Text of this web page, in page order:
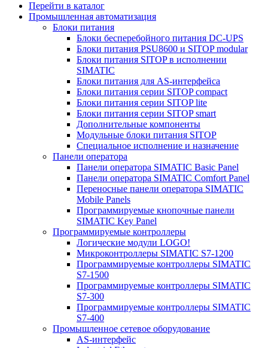
Перейти в каталог
Промышленная автоматизация
Блоки питания
Блоки бесперебойного питания DC-UPS
Блоки питания PSU8600 и SITOP modular
Блоки питания SITOP в исполнении
SIMATIC
Блоки питания для AS-интерфейса
Блоки питания серии SITOP compact
Блоки питания серии SITOP lite
Блоки питания серии SITOP smart
Дополнительные компоненты
Модульные блоки питания SITOP
Специальное исполнение и назначение
Панели оператора
Панели оператора SIMATIC Basic Panel
Панели оператора SIMATIC Comfort Panel
Переносные панели оператора SIMATIC
Mobile Panels
Программируемые кнопочные панели
SIMATIC Key Panel
Программируемые контроллеры
Логические модули LOGO!
Микроконтроллеры SIMATIC S7-1200
Программируемые контроллеры SIMATIC
S7-1500
Программируемые контроллеры SIMATIC
S7-300
Программируемые контроллеры SIMATIC
S7-400
Промышленное сетевое оборудование
AS-интерфейс